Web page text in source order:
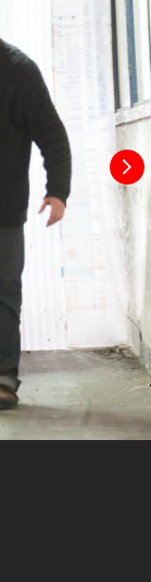
1336 mm